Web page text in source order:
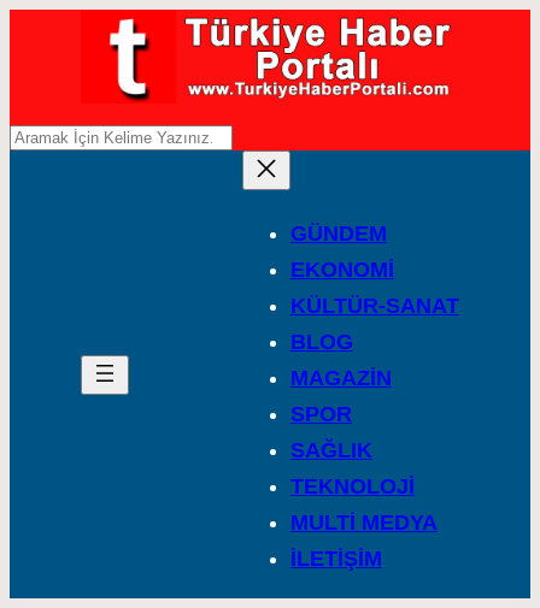
A
GÜNDEM
EKONOMİ
KÜLTÜR-SANAT
BLOG
MAGAZİN
SPOR
SAĞLIK
TEKNOLOJİ
MULTİ MEDYA
İLETİŞİM